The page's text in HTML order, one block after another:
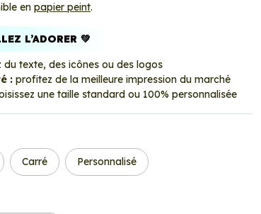
en papier peint.
L’ADORER 💚
du texte, des icônes ou des logos
: profitez de la meilleure impression du marché
une taille standard ou 100% personnalisée
Carré Personnalisé